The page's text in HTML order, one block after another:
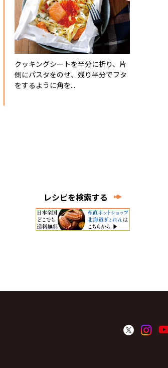
クッキングシートを半分に折り、片
側にパスタをのせ、残り半分でフタ
をするように角を...
レシピを検索する